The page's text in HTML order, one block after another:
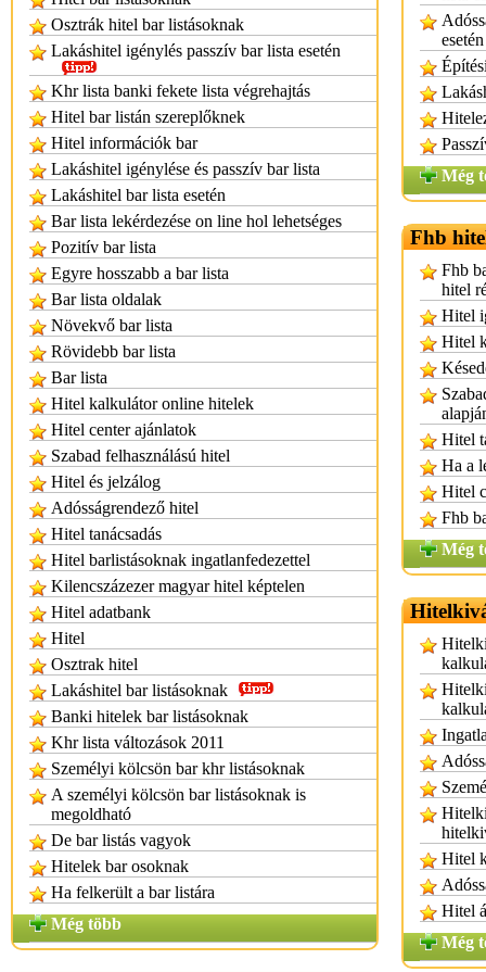
Osztrák hitel bar listásoknak
Lakáshitel igénylés passzív bar lista esetén
Khr lista banki fekete lista végrehajtás
Hitel bar listán szereplőknek
Hitel információk bar
Lakáshitel igénylése és passzív bar lista
Lakáshitel bar lista esetén
Bar lista lekérdezése on line hol lehetséges
Pozitív bar lista
Egyre hosszabb a bar lista
Bar lista oldalak
Növekvő bar lista
Rövidebb bar lista
Bar lista
Hitel kalkulátor online hitelek
Hitel center ajánlatok
Szabad felhasználású hitel
Hitel és jelzálog
Adósságrendező hitel
Hitel tanácsadás
Hitel barlistásoknak ingatlanfedezettel
Kilencszázezer magyar hitel képtelen
Hitel adatbank
Hitel
Osztrak hitel
Lakáshitel bar listásoknak
Banki hitelek bar listásoknak
Khr lista változások 2011
Személyi kölcsön bar khr listásoknak
A személyi kölcsön bar listásoknak is
megoldható
De bar listás vagyok
Hitelek bar osoknak
Ha felkerült a bar listára
Még több
esetén
Még
Fhb
Fhb
hitel
Hitel
Hitel
Hitel
Ha a
Hitel
Fhb
Még
Hitel
Hitel
Még